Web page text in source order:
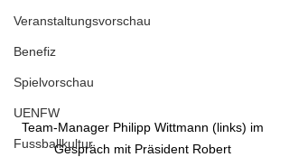
Veranstaltungsvorschau
Benefiz
Spielvorschau
UENFW
Fussballkultur
Team-Manager Philipp Wittmann (links) im
Gespräch mit Präsident Robert